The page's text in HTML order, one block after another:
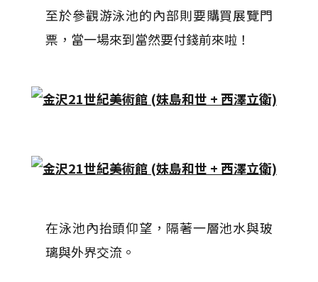
至於參觀游泳池的內部則要購買展覽門
票，當一場來到當然要付錢前來啦！
在泳池內抬頭仰望，隔著一層池水與玻
璃與外界交流。